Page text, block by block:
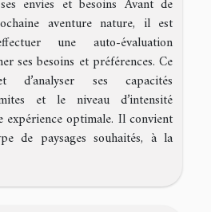
envies et besoins Avant de
aventure nature, il est
une auto-évaluation
ses besoins et préférences. Ce
d’analyser ses capacités
et le niveau d’intensité
expérience optimale. Il convient
de paysages souhaités, à la